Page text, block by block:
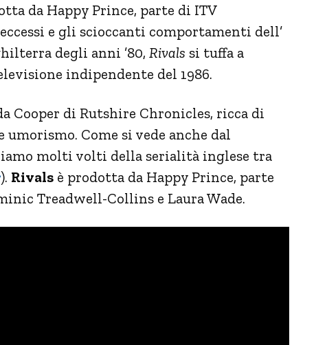
da Happy Prince, parte di ITV
e gli scioccanti comportamenti dell’
degli anni ’80, Rivals si tuffa a
indipendente del 1986.
Cooper di Rutshire Chronicles, ricca di
Come si vede anche dal
molti volti della serialità inglese tra
). Rivals è prodotta da Happy Prince, parte
Treadwell-Collins e Laura Wade.